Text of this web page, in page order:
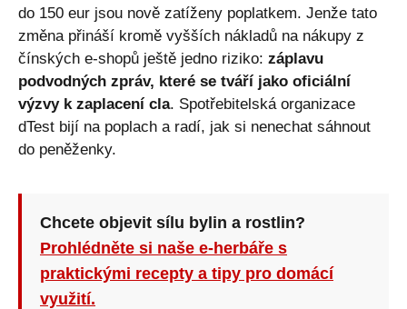
do 150 eur jsou nově zatíženy poplatkem. Jenže tato
změna přináší kromě vyšších nákladů na nákupy z
čínských e-shopů ještě jedno riziko: záplavu
podvodných zpráv, které se tváří jako oficiální
výzvy k zaplacení cla. Spotřebitelská organizace
dTest bijí na poplach a radí, jak si nenechat sáhnout
do peněženky.
Chcete objevit sílu bylin a rostlin?
Prohlédněte si naše e-herbáře s
praktickými recepty a tipy pro domácí
využití.